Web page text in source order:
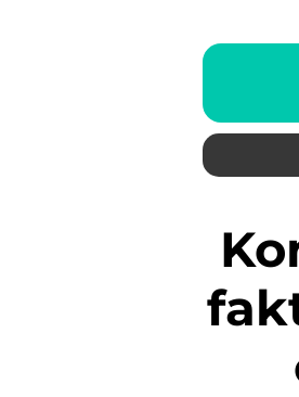
Kontorsinredning är en viktig